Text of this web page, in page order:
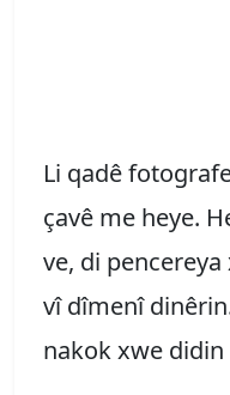
Li qadê
çavê me heye.
ve, di
vî dîmenî
nakok xwe didin